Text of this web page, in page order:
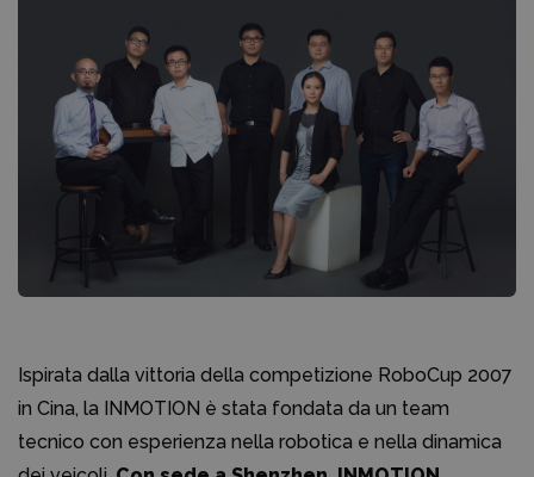
Ispirata dalla vittoria della competizione RoboCup 2007
in Cina, la INMOTION è stata fondata da un team
tecnico con esperienza nella robotica e nella dinamica